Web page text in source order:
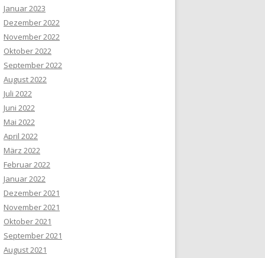
Januar 2023
Dezember 2022
November 2022
Oktober 2022
September 2022
August 2022
Juli 2022
Juni 2022
Mai 2022
April 2022
März 2022
Februar 2022
Januar 2022
Dezember 2021
November 2021
Oktober 2021
September 2021
August 2021